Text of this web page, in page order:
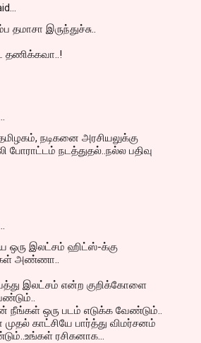
தமாசா இருந்துச்சு..
தணிக்கவா..!
நடிகனை அரசியலுக்கு
போராட்டம் நடத்துதல்..நல்ல பதிவு
ஒரு இலட்சம் ஹிட்ஸ்-க்கு
அண்ணா..
இலட்சம் என்ற குறிக்கோளை
நீங்கள் ஒரு படம் எடுக்க வேண்டும்..
காட்சியே பார்த்து விமர்சனம்
ரசிகனாக...